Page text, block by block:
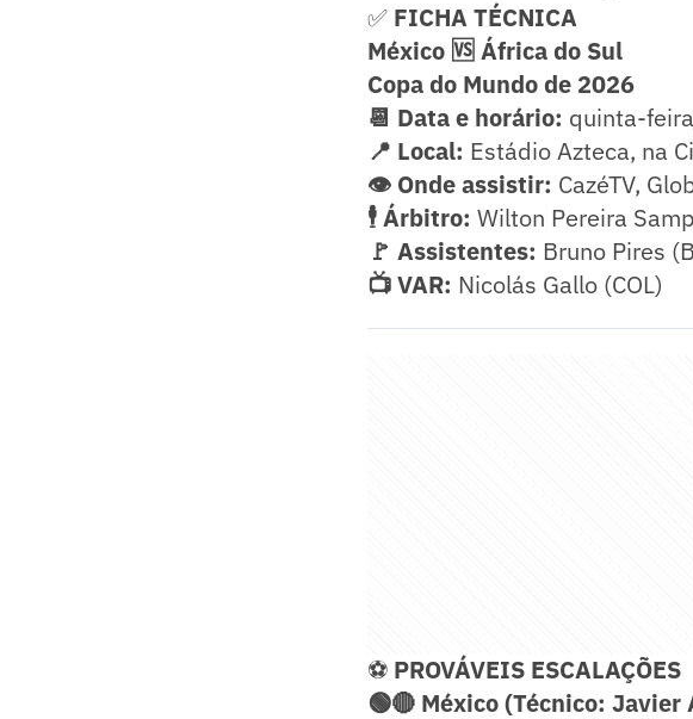
✅ FICHA TÉCNICA
México 🆚 África do Sul
Copa do Mundo de 2026
📆 Data e horário: quinta-
📍 Local: Estádio Azteca, na
👁️ Onde assistir: CazéTV,
🕴️ Árbitro: Wilton Pereira
🚩 Assistentes: Bruno Pires
📺 VAR: Nicolás Gallo (COL)
⚽ PROVÁVEIS ESCALAÇÕES
🟢🔴 México (Técnico: Javier